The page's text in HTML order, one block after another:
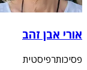
אורי אבן זהב
פסיכותרפיסטית